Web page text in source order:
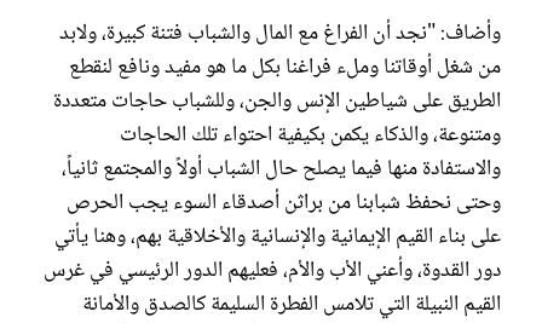
وأضاف: "نجد أن الفراغ مع المال والشباب فتنة كبيرة، ولابد
من شغل أوقاتنا وملء فراغنا بكل ما هو مفيد ونافع لنقطع
الطريق على شياطين الإنس والجن، وللشباب حاجات متعددة
ومتنوعة، والذكاء يكمن بكيفية احتواء تلك الحاجات
والاستفادة منها فيما يصلح حال الشباب أولاً والمجتمع ثانياً،
وحتى نحفظ شبابنا من براثن أصدقاء السوء يجب الحرص
على بناء القيم الإيمانية والإنسانية والأخلاقية بهم، وهنا يأتي
دور القدوة، وأعني الأب والأم، فعليهم الدور الرئيسي في غرس
القيم النبيلة التي تلامس الفطرة السليمة كالصدق والأمانة